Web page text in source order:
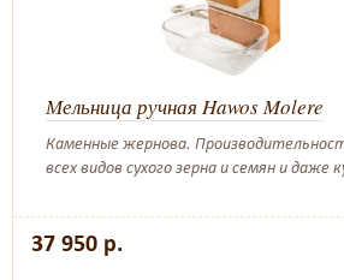
Мельница ручная Hawos Molere
Каменные жернова.
всех видов сухого зерна и семян и даже
37 950 р.